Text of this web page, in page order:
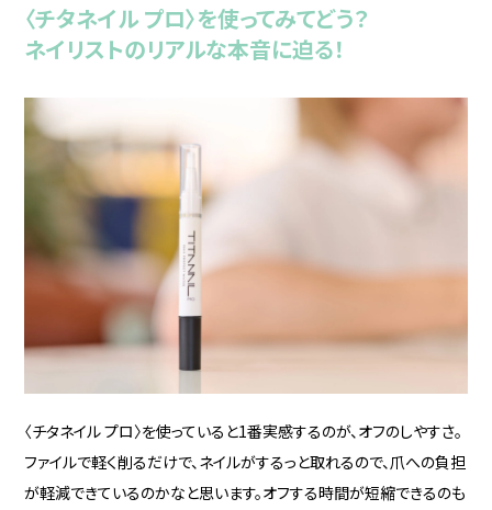
〈チタネイル プロ〉を使ってみてどう？
ネイリストのリアルな本音に迫る！
〈チタネイル プロ〉を使っていると1番実感するのが、オフのしやすさ。
ファイルで軽く削るだけで、ネイルがするっと取れるので、爪への負担
が軽減できているのかなと思います。オフする時間が短縮できるのも